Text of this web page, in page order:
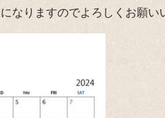
なりますのでよろしくお願い